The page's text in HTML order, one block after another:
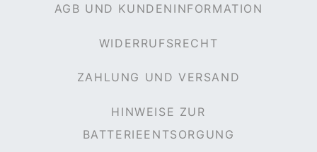
AGB UND KUNDENINFORMATION
WIDERRUFSRECHT
ZAHLUNG UND VERSAND
HINWEISE ZUR
BATTERIEENTSORGUNG